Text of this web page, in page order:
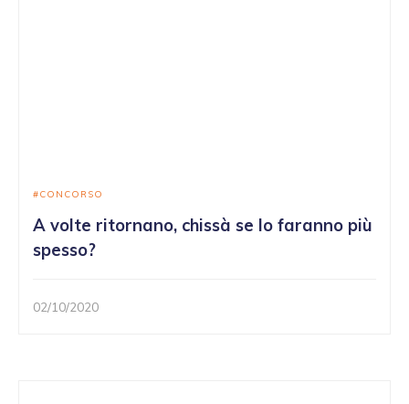
CONCORSO
A volte ritornano, chissà se lo faranno più
spesso?
02/10/2020